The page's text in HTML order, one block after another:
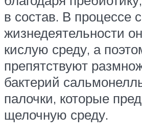
в состав. В процессе
жизнедеятельности
кислую среду, а
препятствуют
бактерий
палочки, которые
щелочную среду.